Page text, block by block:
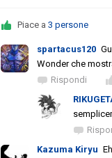
Piace a3 persone
spartacus120
Wonder che
Rispondi
Kazuma Kiryu